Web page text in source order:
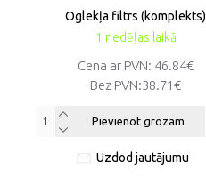
1 nedēļas laikā
Oglekļa filtrs (komplekts)
Cena ar PVN: 46.84€
Bez PVN:38.71€
Pievienot grozam
Uzdod jautājumu